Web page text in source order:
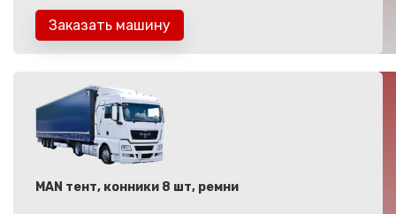
Заказать машину
MAN тент, конники 8 шт, ремни